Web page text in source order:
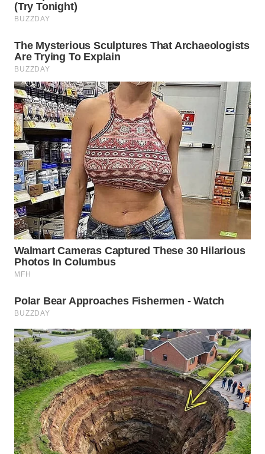
WN
LABUHANBATU
WN
TAPANULI
TENGAH
WN DELI
SERDANG
WN
TEBING
TINGGI
WN
PAKPAK
WN
KARAWANG
BEKASI
WN
BOGOR
WN
DEPOK
WN
TAPANULI
UTARA